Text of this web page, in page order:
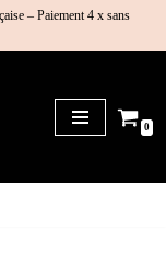
– Paiement 4 x sans
0